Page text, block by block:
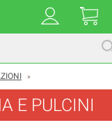
»
E PULCINI